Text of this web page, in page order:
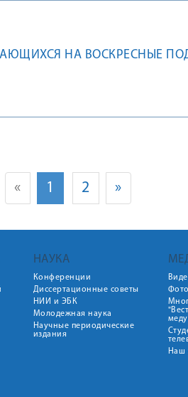
НА ВОСКРЕСНЫЕ
« 1 2 »
НАУКА
Конференции
Диссертационные советы
НИИ и ЭБК
Молодежная наука
Научные периодические
издания
Наш